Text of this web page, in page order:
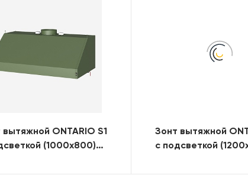
вытяжной ONTARIO S1
(1000x800)
Зонт вытяжной
с подсветкой